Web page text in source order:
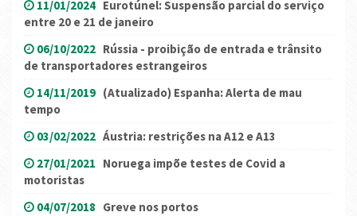
11/01/2024 Eurotúnel: Suspensão parcial do serviço
entre 20 e 21 de janeiro
06/10/2022 Rússia - proibição de entrada e trânsito
de transportadores estrangeiros
14/11/2019 (Atualizado) Espanha: Alerta de mau
tempo
03/02/2022 Áustria: restrições na A12 e A13
27/01/2021 Noruega impõe testes de Covid a
motoristas
04/07/2018 Greve nos portos